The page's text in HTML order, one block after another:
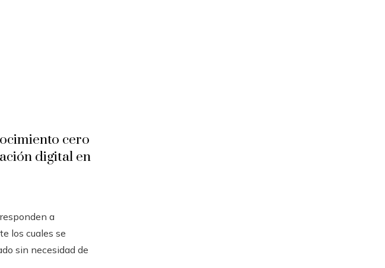
cero
digital en
a
los cuales se
sin necesidad de